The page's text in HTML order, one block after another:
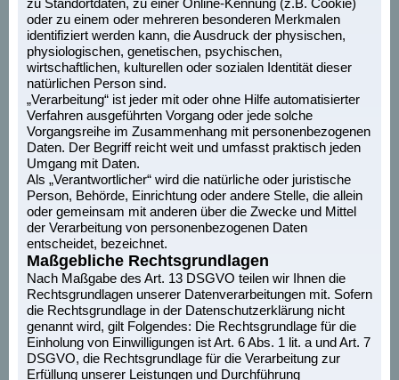
zu Standortdaten, zu einer Online-Kennung (z.B. Cookie)
oder zu einem oder mehreren besonderen Merkmalen
identifiziert werden kann, die Ausdruck der physischen,
physiologischen, genetischen, psychischen,
wirtschaftlichen, kulturellen oder sozialen Identität dieser
natürlichen Person sind.
„Verarbeitung“ ist jeder mit oder ohne Hilfe automatisierter
Verfahren ausgeführten Vorgang oder jede solche
Vorgangsreihe im Zusammenhang mit personenbezogenen
Daten. Der Begriff reicht weit und umfasst praktisch jeden
Umgang mit Daten.
Als „Verantwortlicher“ wird die natürliche oder juristische
Person, Behörde, Einrichtung oder andere Stelle, die allein
oder gemeinsam mit anderen über die Zwecke und Mittel
der Verarbeitung von personenbezogenen Daten
entscheidet, bezeichnet.
Maßgebliche Rechtsgrundlagen
Nach Maßgabe des Art. 13 DSGVO teilen wir Ihnen die
Rechtsgrundlagen unserer Datenverarbeitungen mit. Sofern
die Rechtsgrundlage in der Datenschutzerklärung nicht
genannt wird, gilt Folgendes: Die Rechtsgrundlage für die
Einholung von Einwilligungen ist Art. 6 Abs. 1 lit. a und Art. 7
DSGVO, die Rechtsgrundlage für die Verarbeitung zur
Erfüllung unserer Leistungen und Durchführung